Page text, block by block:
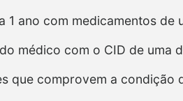
1 ano com medicamentos
médico com o CID de uma
que comprovem a